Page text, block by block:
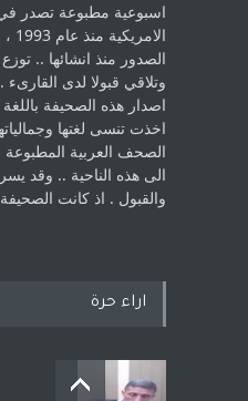
اسبوعية مطبوعة تصدر في
الصدور منذ انشائها ..
‏وتلاقي قبولا لدى
اصدار هذه الصحيفة باللغة
اخذت ‏تنسى لغتها
الصحف العربية
الى هذه الناحية .. وقد
والقبول . اذ كانت
اراء حرة